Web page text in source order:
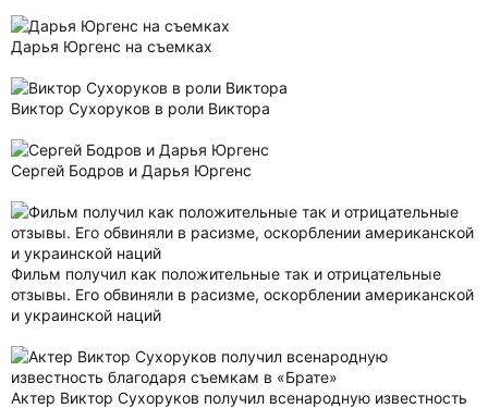
Дарья Юргенс на съемках
Виктор Сухоруков в роли Виктора
Сергей Бодров и Дарья Юргенс
Фильм получил как положительные так и отрицательные
отзывы. Его обвиняли в расизме, оскорблении американской
и украинской наций
Актер Виктор Сухоруков получил всенародную известность